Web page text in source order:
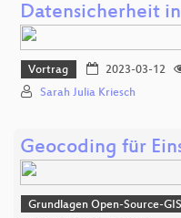
Datensicherheit
Vortrag 2023-03-12
Sarah Julia Kriesch
Geocoding für
Grundlagen Open-Source-